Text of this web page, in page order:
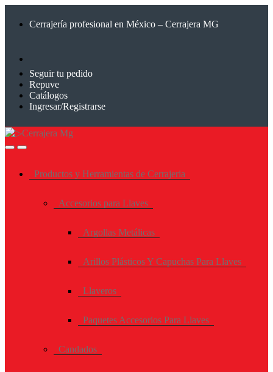
Cerrajería profesional en México – Cerrajera MG
Seguir tu pedido
Repuve
Catálogos
Ingresar/Registrarse
Productos y Herramientas de Cerrajeria
Accesorios para Llaves
Argollas Metálicas
Arillos Plásticos Y Capuchas Para Llaves
Llaveros
Paquetes Accesorios Para Llaves
Candados